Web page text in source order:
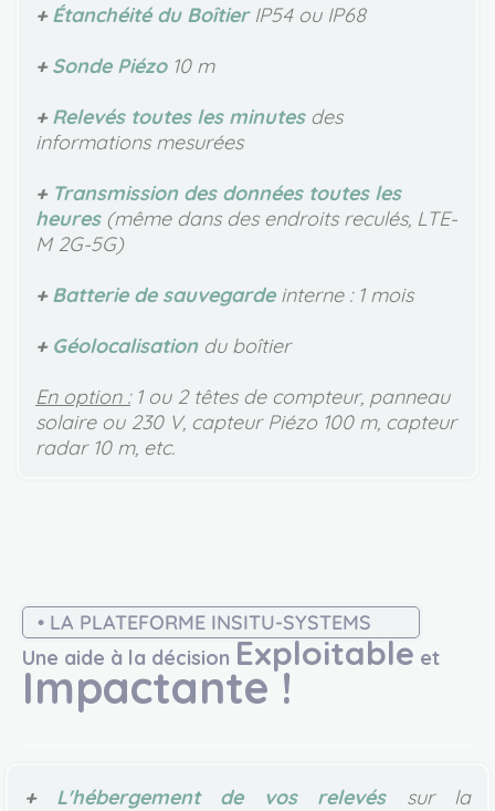
+Étanchéité du BoîtierIP54 ou IP68
+Sonde Piézo 10 m
+Relevés toutes les minutesdes
informations mesurées
+ Transmission des données toutes les
heures(même dans des endroits reculés, LTE-
M 2G-5G)
+Batterie de sauvegardeinterne : 1 mois
+ Géolocalisation du boîtier
En option :1 ou 2 têtes de compteur, panneau
solaire ou 230 V, capteur Piézo 100 m, capteur
radar 10 m, etc.
• LA PLATEFORME INSITU-SYSTEMS
Une aide à la décision Exploitable et
Impactante !
+ L'hébergement de vos relevéssur la